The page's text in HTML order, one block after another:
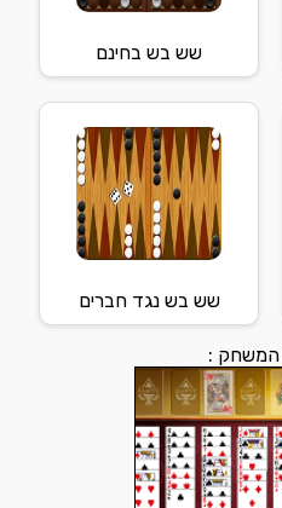
שש בש בחינם
שש בש נגד חברים
המשחק :